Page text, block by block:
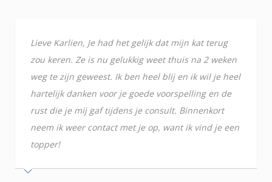
Lieve Karlien, Je had het gelijk dat mijn kat terug
zou keren. Ze is nu gelukkig weet thuis na 2 weken
weg te zijn geweest. Ik ben heel blij en ik wil je heel
hartelijk danken voor je goede voorspelling en de
rust die je mij gaf tijdens je consult. Binnenkort
neem ik weer contact met je op, want ik vind je een
topper!